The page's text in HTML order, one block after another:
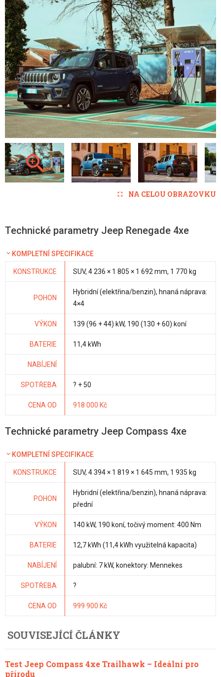
NA CELOU OBRAZOVKU
Technické parametry Jeep Renegade 4xe
KOMPLETNÍ SPECIFIKACE
KONSTRUKCE SUV, 4 236 × 1 805 × 1 692 mm, 1 770 kg
POHON
Hybridní (elektřina/benzin), hnaná náprava:
4×4
VÝKON 139 (96 + 44) kW, 190 (130 + 60) koní
BATERIE 11,4 kWh
NABÍJENÍ
SPOTŘEBA ? + 50
CENA OD 918 000 Kč
Technické parametry Jeep Compass 4xe
KOMPLETNÍ SPECIFIKACE
KONSTRUKCE SUV, 4 394 × 1 819 × 1 645 mm, 1 935 kg
POHON
Hybridní (elektřina/benzin), hnaná náprava:
přední
VÝKON 140 kW, 190 koní, točivý moment: 400 Nm
BATERIE 12,7 kWh (11,4 kWh využitelná kapacita)
NABÍJENÍ palubní: 7 kW, konektory: Mennekes
SPOTŘEBA ?
CENA OD 999 900 Kč
SOUVISEJÍCÍ ČLÁNKY
Test Jeep Compass 4xe Trailhawk – Ideální pro
přírodu